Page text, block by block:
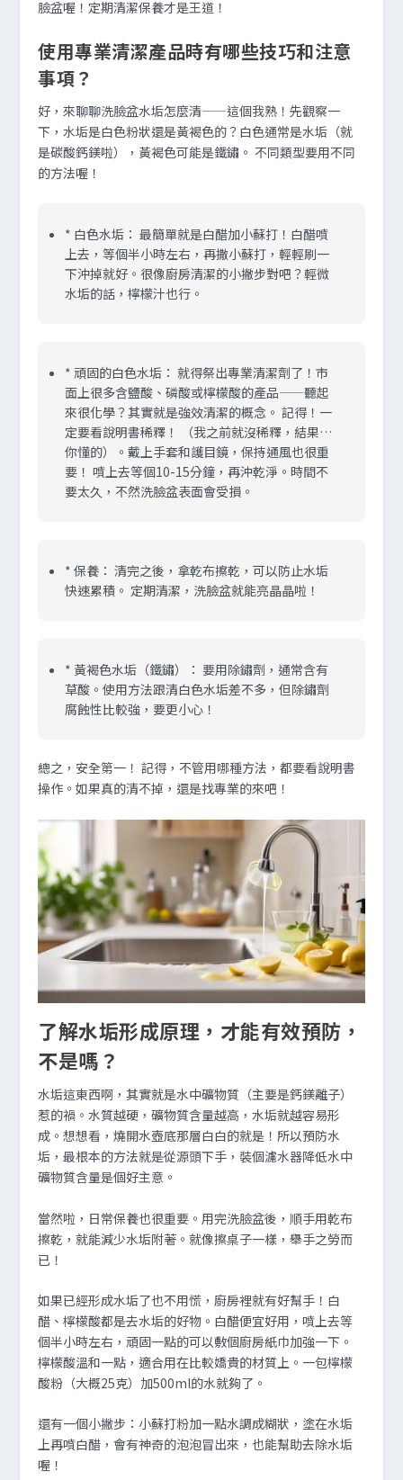
臉盆喔！定期清潔保養才是王道！
使用專業清潔產品時有哪些技巧和注意
事項？
好，來聊聊洗臉盆水垢怎麼清——這個我熟！先觀察一
下，水垢是白色粉狀還是黃褐色的？白色通常是水垢（就
是碳酸鈣鎂啦），黃褐色可能是鐵鏽。 不同類型要用不同
的方法喔！
* 白色水垢： 最簡單就是白醋加小蘇打！白醋噴
上去，等個半小時左右，再撒小蘇打，輕輕刷一
下沖掉就好。很像廚房清潔的小撇步對吧？輕微
水垢的話，檸檬汁也行。
*頑固的白色水垢： 就得祭出專業清潔劑了！市
面上很多含鹽酸、磷酸或檸檬酸的產品——聽起
來很化學？其實就是強效清潔的概念。 記得！一
定要看說明書稀釋！ （我之前就沒稀釋，結果…
你懂的）。戴上手套和護目鏡，保持通風也很重
要！ 噴上去等個10-15分鐘，再沖乾淨。時間不
要太久，不然洗臉盆表面會受損。
*保養： 清完之後，拿乾布擦乾，可以防止水垢
快速累積。 定期清潔，洗臉盆就能亮晶晶啦！
* 黃褐色水垢（鐵鏽）： 要用除鏽劑，通常含有
草酸。使用方法跟清白色水垢差不多，但除鏽劑
腐蝕性比較強，要更小心！
總之，安全第一！ 記得，不管用哪種方法，都要看說明書
操作。如果真的清不掉，還是找專業的來吧！
了解水垢形成原理，才能有效預防，
不是嗎？
水垢這東西啊，其實就是水中礦物質（主要是鈣鎂離子）
惹的禍。水質越硬，礦物質含量越高，水垢就越容易形
成。想想看，燒開水壺底那層白白的就是！所以預防水
垢，最根本的方法就是從源頭下手，裝個濾水器降低水中
礦物質含量是個好主意。
當然啦，日常保養也很重要。用完洗臉盆後，順手用乾布
擦乾，就能減少水垢附著。就像擦桌子一樣，舉手之勞而
已！
如果已經形成水垢了也不用慌，廚房裡就有好幫手！白
醋、檸檬酸都是去水垢的好物。白醋便宜好用，噴上去等
個半小時左右，頑固一點的可以敷個廚房紙巾加強一下。
檸檬酸溫和一點，適合用在比較嬌貴的材質上。一包檸檬
酸粉（大概25克）加500ml的水就夠了。
還有一個小撇步：小蘇打粉加一點水調成糊狀，塗在水垢
上再噴白醋，會有神奇的泡泡冒出來，也能幫助去除水垢
喔！